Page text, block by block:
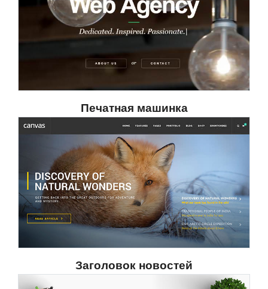
Печатная машинка
Заголовок новостей